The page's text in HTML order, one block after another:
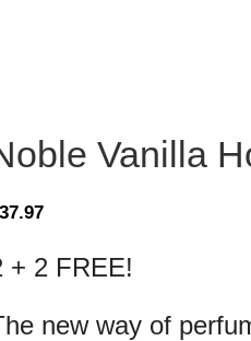
Vanilla
37.97
+ 2 FREE!
new way of